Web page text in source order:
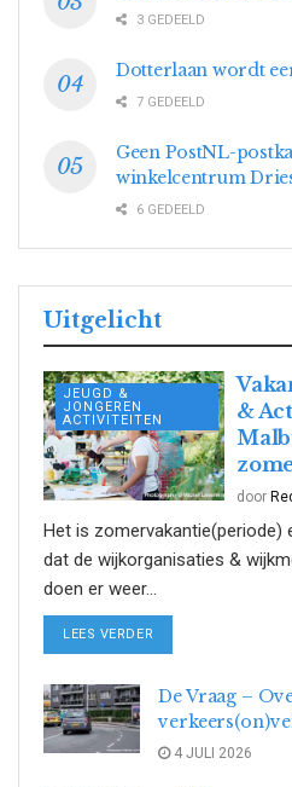
3 GEDEELD
Dotterlaan wordt
7 GEDEELD
Geen PostNL-
winkelcentrum
6 GEDEELD
Uitgelicht
JEUGD &
JONGEREN
ACTIVITEITEN
&
door
Het is zomervakantie(periode)
dat de wijkorganisaties &
doen er weer...
LEES VERDER
De Vraag –
4 JULI 2026